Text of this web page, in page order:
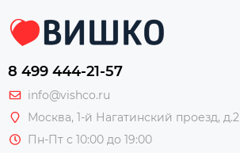
8 499 444-21-57
info@vishco.ru
Москва, 1-й Нагатинский проезд, д.2
Пн-Пт с 10:00 до 19:00